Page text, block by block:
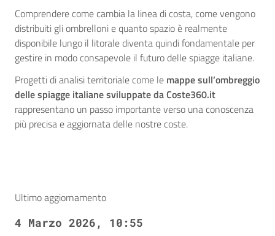
Comprendere come cambia la linea di costa, come vengono
distribuiti gli ombrelloni e quanto spazio è realmente
disponibile lungo il litorale diventa quindi fondamentale per
gestire in modo consapevole il futuro delle spiagge italiane.
Progetti di analisi territoriale come le mappe sull’ombreggio
delle spiagge italiane sviluppate da Coste360.it
rappresentano un passo importante verso una conoscenza
più precisa e aggiornata delle nostre coste.
Ultimo aggiornamento
4 Marzo 2026, 10:55